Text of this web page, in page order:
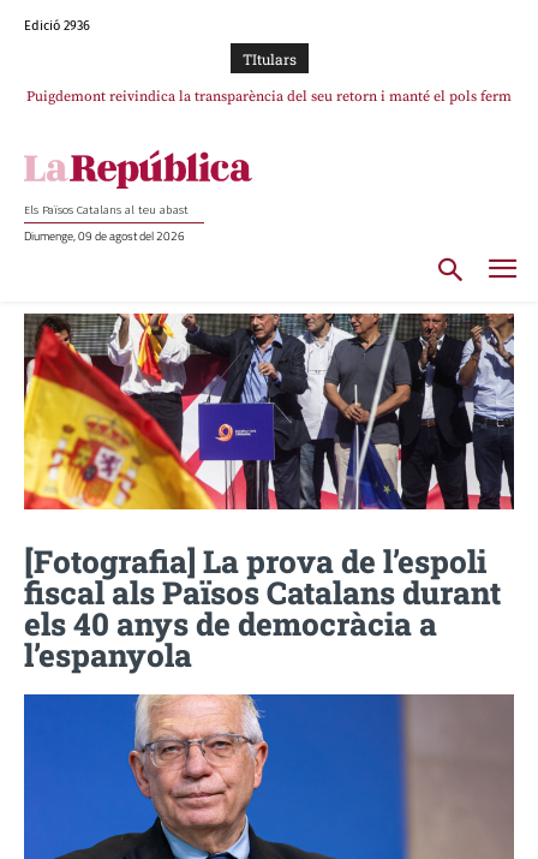
Edició 2936
TItulars
Portugal acusa Espanya de provocar un “efecte crida” massiu per la seva
Els Països Catalans al teu abast
Diumenge, 09 de agost del 2026
[Fotografia] La prova de l’espoli
fiscal als Països Catalans durant
els 40 anys de democràcia a
l’espanyola